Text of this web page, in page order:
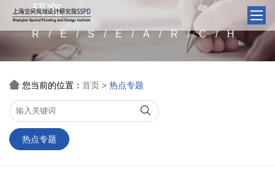
研究
R/E/S/E/A/R/C/H
 您当前的位置： 首页 > 热点专题

热点专题